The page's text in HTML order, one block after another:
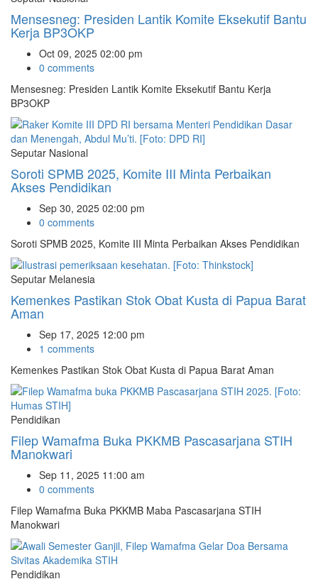
Mensesneg: Presiden Lantik Komite Eksekutif Bantu
Kerja BP3OKP
Oct 09, 2025 02:00 pm
0 comments
Mensesneg: Presiden Lantik Komite Eksekutif Bantu Kerja
BP3OKP
Seputar Nasional
Soroti SPMB 2025, Komite III Minta Perbaikan
Akses Pendidikan
Sep 30, 2025 02:00 pm
0 comments
Soroti SPMB 2025, Komite III Minta Perbaikan Akses Pendidikan
Seputar Melanesia
Kemenkes Pastikan Stok Obat Kusta di Papua Barat
Aman
Sep 17, 2025 12:00 pm
1 comments
Kemenkes Pastikan Stok Obat Kusta di Papua Barat Aman
Pendidikan
Filep Wamafma Buka PKKMB Pascasarjana STIH
Manokwari
Sep 11, 2025 11:00 am
0 comments
Filep Wamafma Buka PKKMB Maba Pascasarjana STIH
Manokwari
Pendidikan